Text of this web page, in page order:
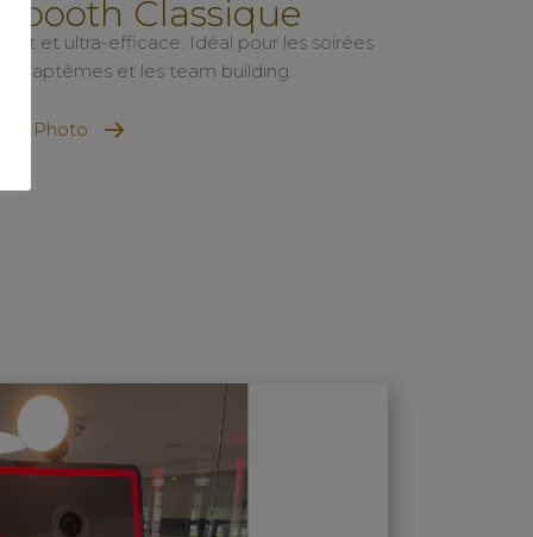
Classique
et ultra-efficace. Idéal pour les soirées
baptêmes et les team building.
Photo